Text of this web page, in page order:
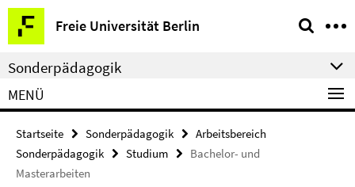
Springe
direkt
zu
Inhalt
Freie Universität Berlin
Service-
Navigation
Sonderpädagogik
MENÜ
Startseite Sonderpädagogik
Arbeitsbereich
Sonderpädagogik
Studium
Bachelor- und
Masterarbeiten